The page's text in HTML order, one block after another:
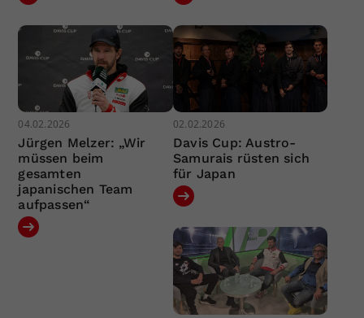
04.02.2026
Jürgen Melzer: „Wir
müssen beim
gesamten
japanischen Team
aufpassen“
02.02.2026
Davis Cup: Austro-
Samurais rüsten sich
für Japan